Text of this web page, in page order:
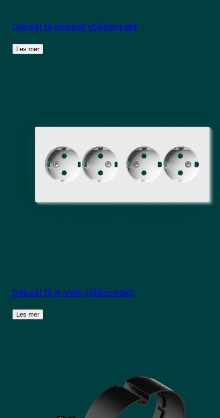
Deksel til dobbel stikkontakt
Les mer
Deksel til 4-veis stikkontakt
Les mer